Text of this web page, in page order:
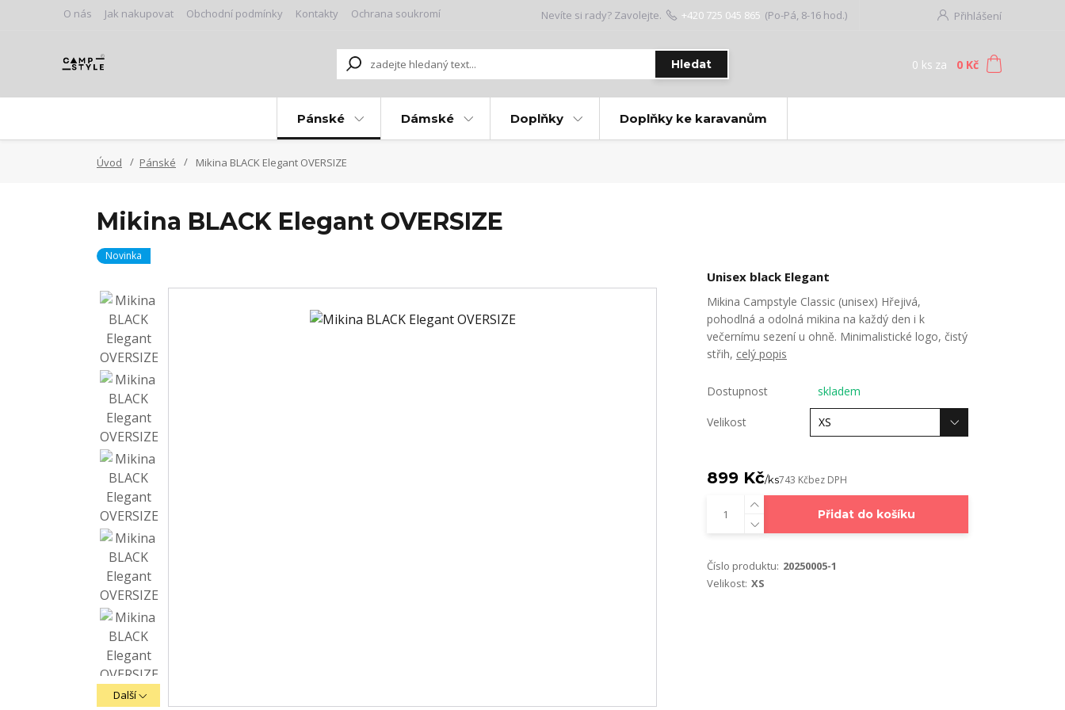
O nás Jak nakupovat Obchodní podmínky Kontakty Ochrana soukromí Přihlášení
Hledat
Nevíte si rady? Zavolejte. +420 725 045 865 (Po-Pá, 8-16 hod.)
0 ks za 0 Kč
Pánské Dámské Doplňky Doplňky ke karavanům
Úvod Pánské Mikina BLACK Elegant OVERSIZE
Mikina BLACK Elegant OVERSIZE
Novinka
Další
Unisex black Elegant
Mikina Campstyle Classic (unisex) Hřejivá,
pohodlná a odolná mikina na každý den i k
večernímu sezení u ohně. Minimalistické logo, čistý
střih, celý popis
Dostupnost skladem
Velikost
899 Kč/ks743 Kčbez DPH
Přidat do košíku
Číslo produktu: 20250005-1
Velikost: XS